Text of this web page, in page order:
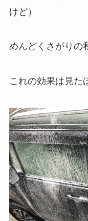
けど）
めんどくさがりの
これの効果は見た